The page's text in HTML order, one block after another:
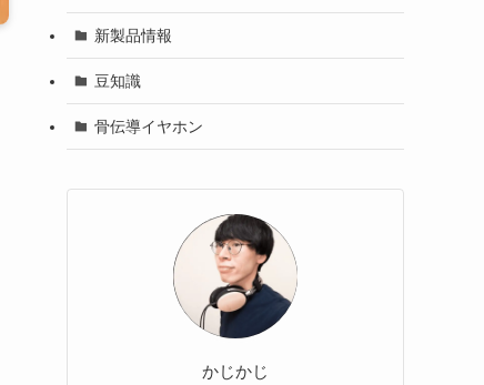
新製品情報
豆知識
骨伝導イヤホン
かじかじ